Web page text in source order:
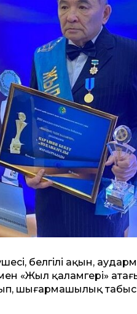
белгілі ақын,
«Жыл қаламгері»
шығармашылық табыс